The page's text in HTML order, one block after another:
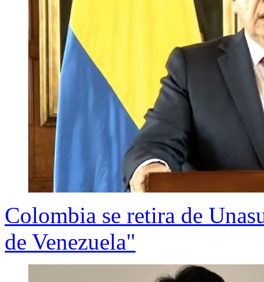
Colombia se retira de
de Venezuela"